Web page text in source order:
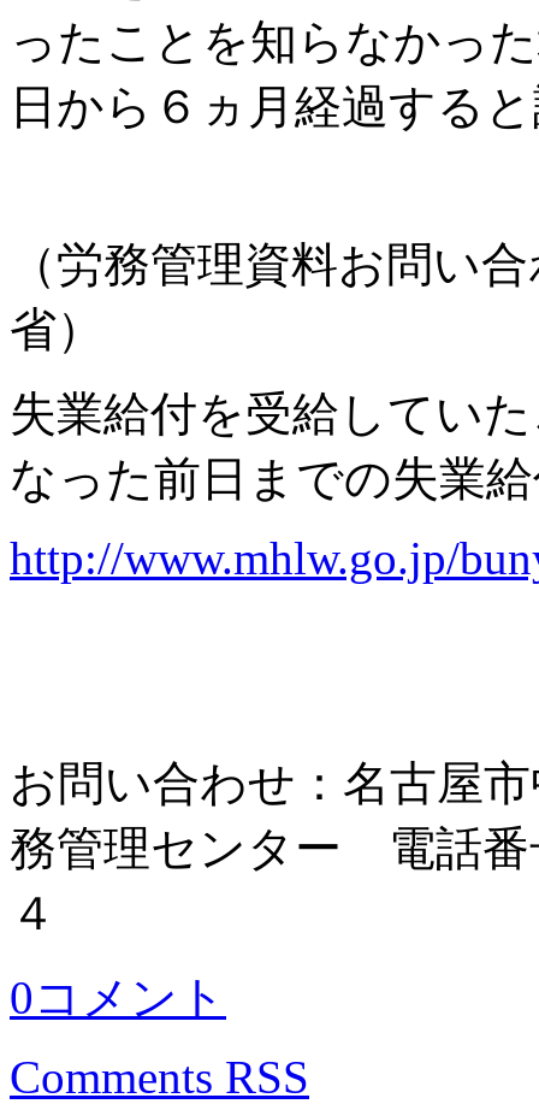
ったことを知らなかっ
日から６ヵ月経過する
（労務管理資料お問い
省）
失業給付を受給してい
なった前日までの失業
http://www.mhlw.go.jp/
お問い合わせ：名古屋
務管理センター 電話番
４
0コメント
Comments RSS